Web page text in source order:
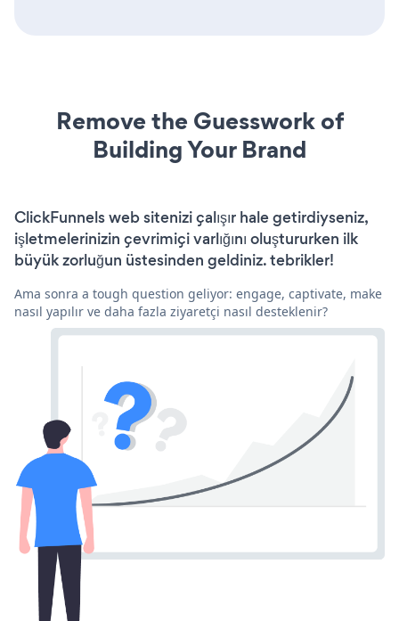
Remove the Guesswork of
Building Your Brand
ClickFunnels web sitenizi çalışır hale getirdiyseniz,
işletmelerinizin çevrimiçi varlığını oluştururken ilk
büyük zorluğun üstesinden geldiniz. tebrikler!
Ama sonra a tough question geliyor: engage, captivate, make
nasıl yapılır ve daha fazla ziyaretçi nasıl desteklenir?